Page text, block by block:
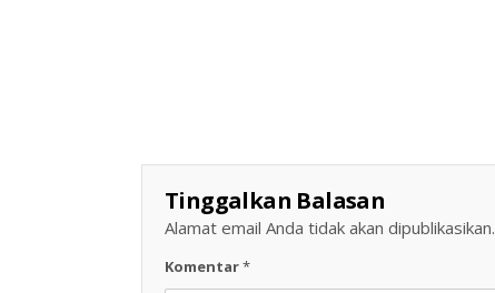
Tinggalkan Balasan
Alamat email Anda tidak akan dipublikasikan.
Komentar*